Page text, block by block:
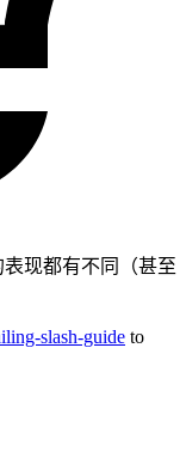
现都有不同（甚至
slash-guide to